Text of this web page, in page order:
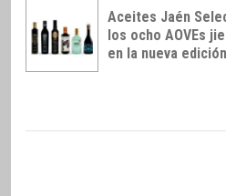
Aceites Jaén
los ocho AOVEs
en la nueva edición